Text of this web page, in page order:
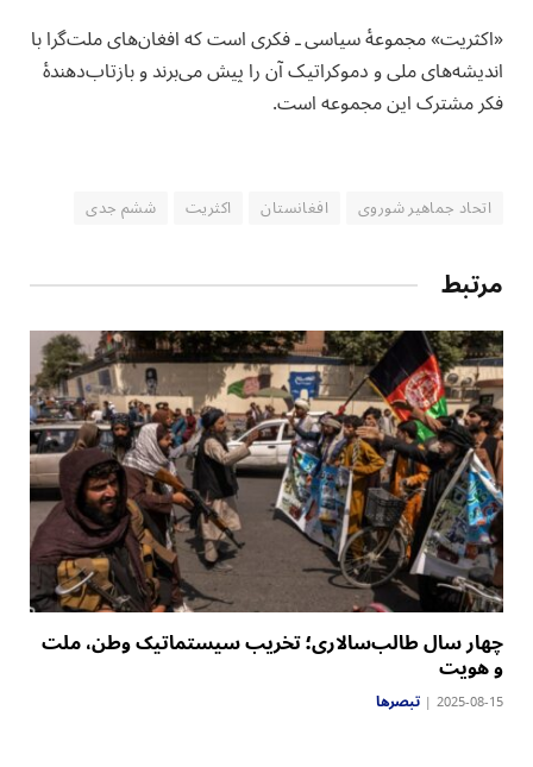
‏«اکثریت» مجموعهٔ سیاسی ـ فکری است که افغان‌های ملت‌گرا با
اندیشه‌های ملی و دموکراتیک آن را پیش می‌برند و بازتاب‌دهندهٔ
فکر مشترک این مجموعه است.
اتحاد جماهیر شوروی افغانستان اکثریت ششم جدی
مرتبط
چهار سال طالب‌سالاری؛ تخریب سیستماتیک وطن، ملت
و هویت
2025-08-15 تبصرها